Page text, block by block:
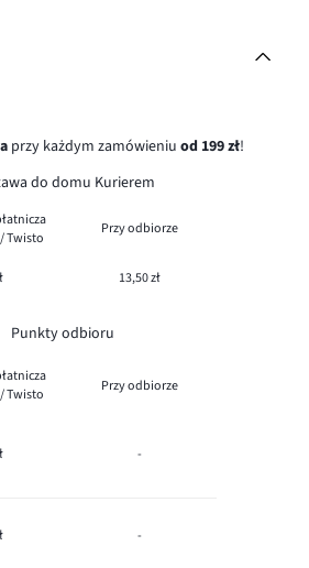
przy każdym zamówieniu od 199 zł!
do domu Kurierem
Twisto
Przy odbiorze
13,50 zł
Punkty odbioru
Twisto
Przy odbiorze
-
-